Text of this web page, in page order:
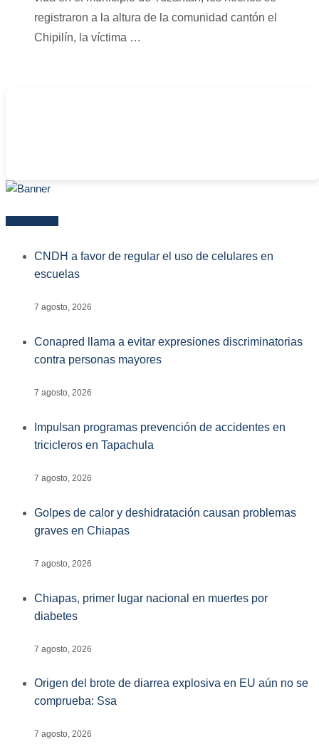
registraron a la altura de la comunidad cantón el
Chipilín, la víctima …
CNDH a favor de regular el uso de celulares en
escuelas
7 agosto, 2026
Conapred llama a evitar expresiones discriminatorias
contra personas mayores
7 agosto, 2026
Impulsan programas prevención de accidentes en
tricicleros en Tapachula
7 agosto, 2026
Golpes de calor y deshidratación causan problemas
graves en Chiapas
7 agosto, 2026
Chiapas, primer lugar nacional en muertes por
diabetes
7 agosto, 2026
Origen del brote de diarrea explosiva en EU aún no se
comprueba: Ssa
7 agosto, 2026